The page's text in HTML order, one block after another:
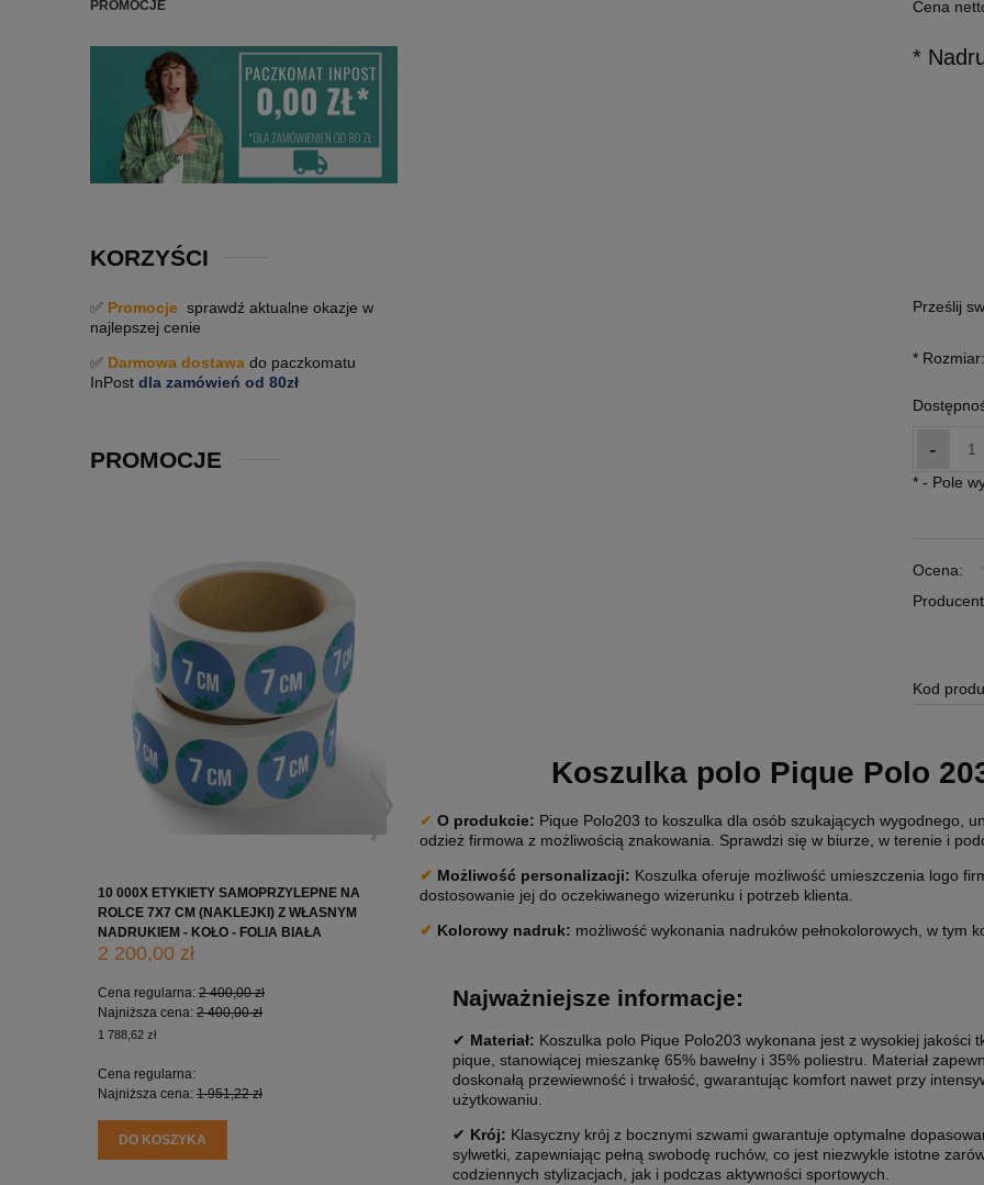
PROMOCJE
KORZYŚCI
✅ Promocje sprawdź aktualne okazje w
najlepszej cenie
✅ Darmowa dostawa do paczkomatu
InPost dla zamówień od 80zł
PROMOCJE
10 000X ETYKIETY SAMOPRZYLEPNE NA
ROLCE 7X7 CM (NAKLEJKI) Z WŁASNYM
NADRUKIEM - KOŁO - FOLIA BIAŁA
2 200,00 zł
Cena regularna: 2 400,00 zł
Najniższa cena: 2 400,00 zł
1 788,62 zł
Cena regularna:
Najniższa cena: 1 951,22 zł
DO KOSZYKA
10 000X ETYKIETY SAMOPRZYLEPNE NA
NADRUKIEM - KOŁO - FOLIA BIAŁA
Cena regularna:1 850,00 zł
Najniższa cena:
1 850,00 zł
1 341,46 zł
Cena regularna:
Najniższa cena:1 504,07 zł
DO KOSZYKA
10 000X ETYKIETY
NADRUKIEM - KWADRAT - FOLIA
1 788,62 zł
Cena regularna:
Najniższa cena:
DO KOSZYKA
Cena
*
Prześlij
* Rozmiar:
-
* - Pole
Ocena:
Kod
Koszulka polo Pique Polo
✔ O produkcie: Pique Polo203 to koszulka dla osób szukających wygodnego,
odzież firmowa z możliwością znakowania. Sprawdzi się w biurze, w terenie i
✔ Możliwość personalizacji: Koszulka oferuje możliwość umieszczenia logo
dostosowanie jej do oczekiwanego wizerunku i potrzeb klienta.
✔ Kolorowy nadruk: możliwość wykonania nadruków pełnokolorowych, w tym
Najważniejsze informacje:
✔ Materiał: Koszulka polo Pique Polo203 wykonana jest z wysokiej jakości
pique, stanowiącej mieszankę 65% bawełny i 35% poliestru. Materiał
doskonałą przewiewność i trwałość, gwarantując komfort nawet przy
użytkowaniu.
✔ Krój: Klasyczny krój z bocznymi szwami gwarantuje optymalne
sylwetki, zapewniając pełną swobodę ruchów, co jest niezwykle istotne
codziennych stylizacjach, jak i podczas aktywności sportowych.